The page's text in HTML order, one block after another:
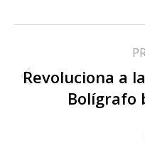
Revoluciona a
Bolígrafo